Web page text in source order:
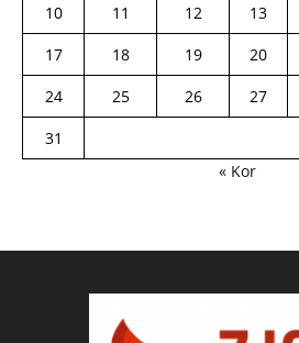
10
11 12 13
17
18 19 20
24
25 26 27
31
« Kor